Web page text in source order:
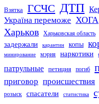
Взятка ГСЧС ДТП
Україна переможе ХОГА
Харьков Харьковская область
задержали карантин копы
минирование мэрия наркотики
патрульные петиция погиб
приговор происшествия
розыск
спасатели статистика